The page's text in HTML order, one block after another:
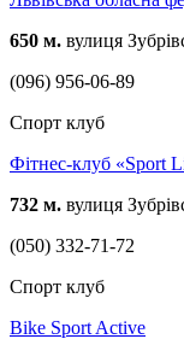
650 м. вулиця
(096) 956-06-89
Спорт клуб
Фітнес-клуб «Sport
732 м. вулиця
(050) 332-71-72
Спорт клуб
Bike Sport Active